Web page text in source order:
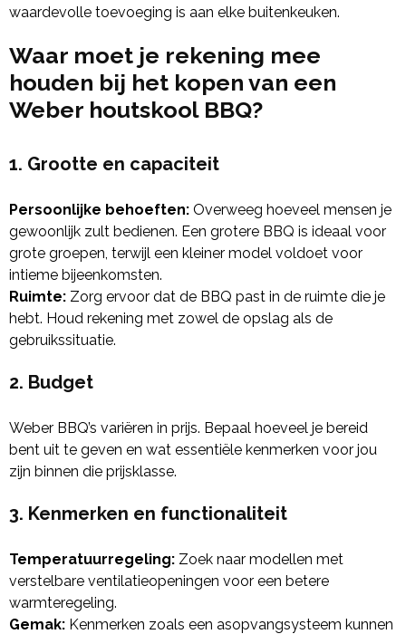
waardevolle toevoeging is aan elke buitenkeuken.
Waar moet je rekening mee
houden bij het kopen van een
Weber houtskool BBQ?
1. Grootte en capaciteit
Persoonlijke behoeften: Overweeg hoeveel mensen je
gewoonlijk zult bedienen. Een grotere BBQ is ideaal voor
grote groepen, terwijl een kleiner model voldoet voor
intieme bijeenkomsten.
Ruimte: Zorg ervoor dat de BBQ past in de ruimte die je
hebt. Houd rekening met zowel de opslag als de
gebruikssituatie.
2. Budget
Weber BBQ’s variëren in prijs. Bepaal hoeveel je bereid
bent uit te geven en wat essentiële kenmerken voor jou
zijn binnen die prijsklasse.
3. Kenmerken en functionaliteit
Temperatuurregeling: Zoek naar modellen met
verstelbare ventilatieopeningen voor een betere
warmteregeling.
Gemak: Kenmerken zoals een asopvangsysteem kunnen